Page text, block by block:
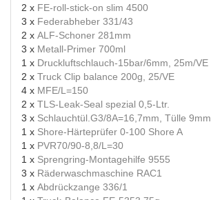
2 x FE-roll-stick-on slim 4500
3 x Federabheber 331/43
2 x ALF-Schoner 281mm
3 x Metall-Primer 700ml
1 x Druckluftschlauch-15bar/6mm, 25m/VE
2 x Truck Clip balance 200g, 25/VE
4 x MFE/L=150
2 x TLS-Leak-Seal spezial 0,5-Ltr.
3 x Schlauchtül.G3/8A=16,7mm, Tülle 9mm
1 x Shore-Härteprüfer 0-100 Shore A
1 x PVR70/90-8,8/L=30
1 x Sprengring-Montagehilfe 9555
3 x Räderwaschmaschine RAC1
1 x Abdrückzange 336/1